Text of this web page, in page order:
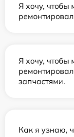
Я хочу, чтобы
Я хочу, чтобы
запчастями.
Как я узнаю,